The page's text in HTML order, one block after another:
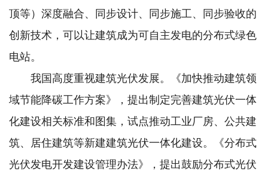
顶等）深度融合、同步设计、同步施工、同步验收的
创新技术，可以让建筑成为可自主发电的分布式绿色
电站。
我国高度重视建筑光伏发展。《加快推动建筑领
域节能降碳工作方案》，提出制定完善建筑光伏一体
化建设相关标准和图集，试点推动工业厂房、公共建
筑、居住建筑等新建建筑光伏一体化建设。《分布式
光伏发电开发建设管理办法》，提出鼓励分布式光伏